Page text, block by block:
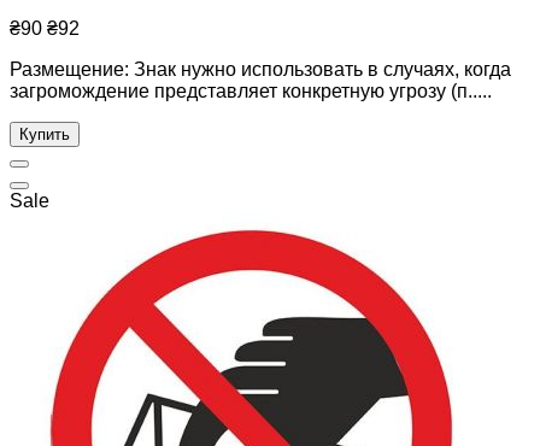
₴90 ₴92
Размещение: Знак нужно использовать в случаях, когда
загромождение представляет конкретную угрозу (п.....
Купить
Sale